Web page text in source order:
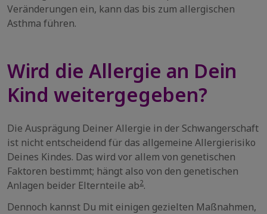
Veränderungen ein, kann das bis zum allergischen
Asthma führen.
Wird die Allergie an Dein
Kind weitergegeben?
Die Ausprägung Deiner Allergie in der Schwangerschaft
ist nicht entscheidend für das allgemeine Allergierisiko
Deines Kindes. Das wird vor allem von genetischen
Faktoren bestimmt; hängt also von den genetischen
Anlagen beider Elternteile ab2.
Dennoch kannst Du mit einigen gezielten Maßnahmen,